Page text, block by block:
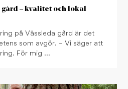
gård – kvalitet och lokal
på Vässleda gård är det
som avgör. – Vi säger att
För mig …